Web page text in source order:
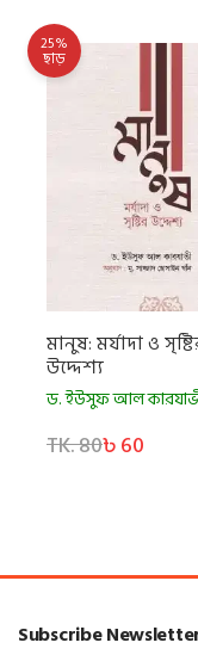
25%
ছাড়
মানুষ: মর্যাদা ও
উদ্দেশ্য
ড. ইউসুফ আল
TK. 80৳ 60
Subscribe